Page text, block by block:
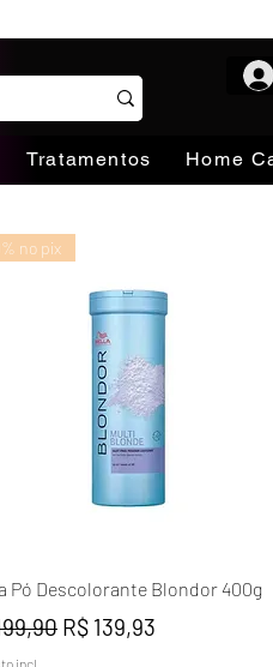
Tratamentos Home
Visualização rápida
no pix
Pó Descolorante Blondor 400g
normalPreço promocional
R$ 139,93
incl.